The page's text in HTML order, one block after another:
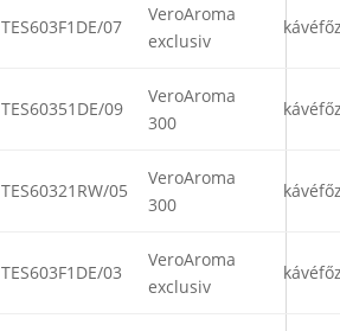
TES603F1DE/07
VeroAroma
exclusiv
TES60351DE/09
VeroAroma
300
TES60321RW/05
VeroAroma
300
TES603F1DE/03
VeroAroma
exclusiv